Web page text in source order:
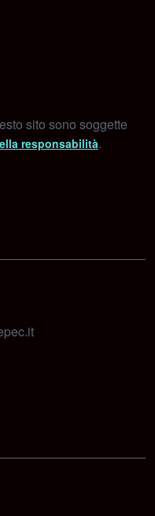
sito sono soggette
responsabilità.